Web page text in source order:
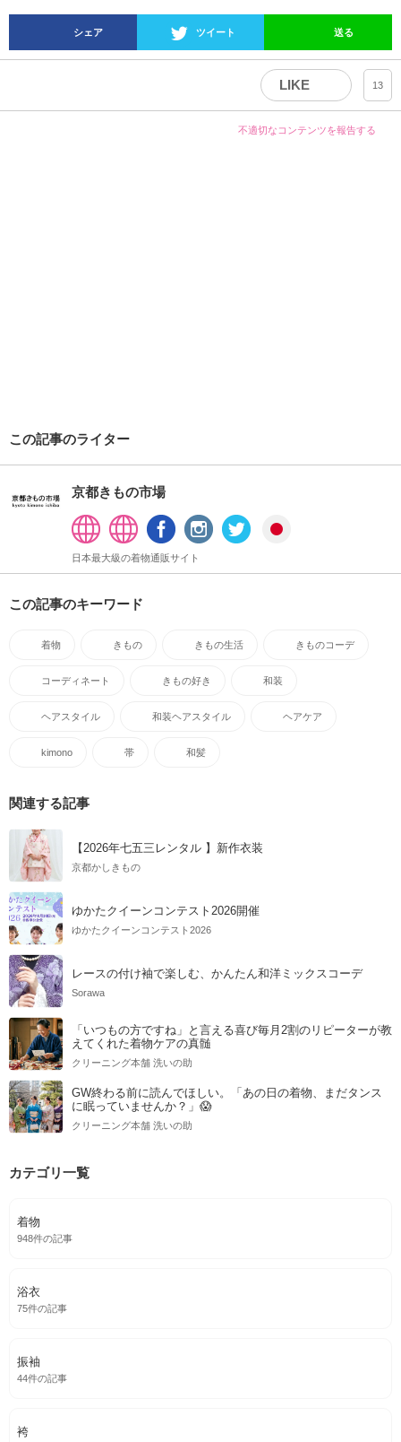
シェア ツイート 送る
LIKE 13
不適切なコンテンツを報告する
この記事のライター
京都きもの市場
日本最大級の着物通販サイト
この記事のキーワード
着物 きもの きもの生活 きものコーデ
コーディネート きもの好き 和装
ヘアスタイル 和装ヘアスタイル ヘアケア
kimono 帯 和髪
関連する記事
【2026年七五三レンタル 】新作衣装
京都かしきもの
ゆかたクイーンコンテスト2026開催
ゆかたクイーンコンテスト2026
レースの付け袖で楽しむ、かんたん和洋ミックスコーデ
Sorawa
「いつもの方ですね」と言える喜び毎月2割のリピーターが教
えてくれた着物ケアの真髄
クリーニング本舗 洗いの助
GW終わる前に読んでほしい。「あの日の着物、まだタンス
に眠っていませんか？」😱
クリーニング本舗 洗いの助
カテゴリ一覧
着物
948件の記事
浴衣
75件の記事
振袖
44件の記事
袴